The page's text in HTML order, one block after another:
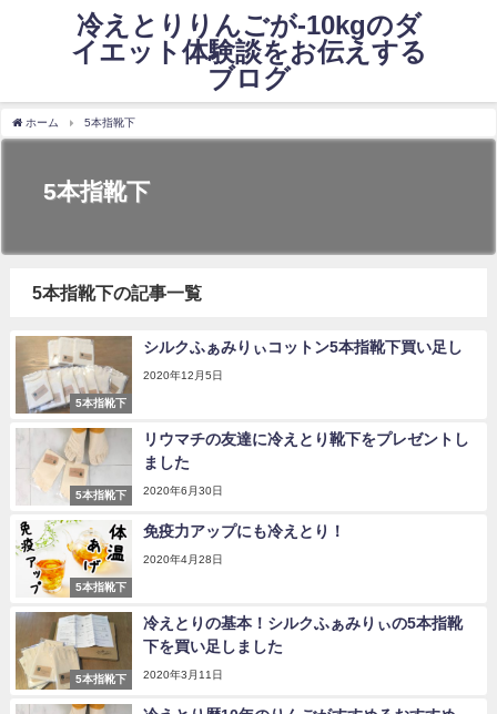
冷えとりりんごが-10kgのダ
イエット体験談をお伝えする
ブログ
ホーム 5本指靴下
5本指靴下
5本指靴下の記事一覧
5本指靴下
シルクふぁみりぃコットン5本指靴下買い足し
2020年12月5日
5本指靴下
リウマチの友達に冷えとり靴下をプレゼントし
ました
2020年6月30日
5本指靴下
免疫力アップにも冷えとり！
2020年4月28日
5本指靴下
冷えとりの基本！シルクふぁみりぃの5本指靴
下を買い足しました
2020年3月11日